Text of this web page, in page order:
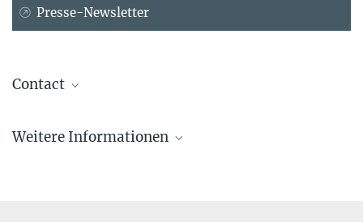
Presse-Newsletter
Contact
Assistant to Martin Wikelski
Weitere Informationen